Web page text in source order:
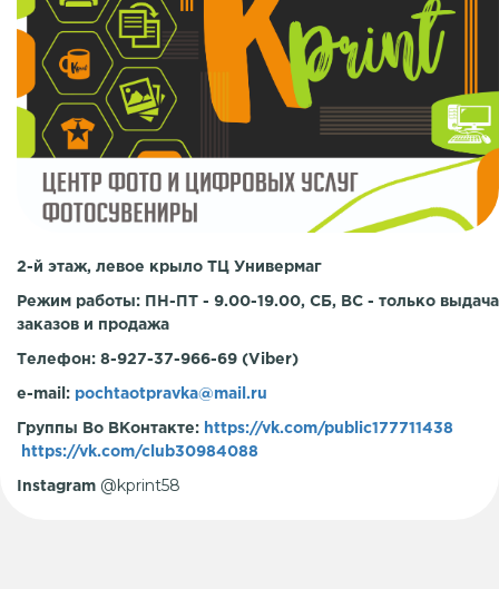
2-й этаж, левое крыло ТЦ Универмаг
Режим работы: ПН-ПТ - 9.00-19.00, СБ, ВС - только выдача
заказов и продажа
Телефон: 8-927-37-966-69 (Viber)
e-mail: pochtaotpravka@mail.ru
Группы Во ВКонтакте: https://vk.com/public177711438
https://vk.com/club30984088
Instagram @kprint58